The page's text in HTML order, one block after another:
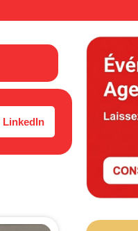
LinkedIn